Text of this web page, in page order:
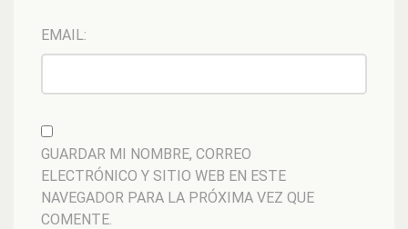
EMAIL:
GUARDAR MI NOMBRE, CORREO
ELECTRÓNICO Y SITIO WEB EN ESTE
NAVEGADOR PARA LA PRÓXIMA VEZ QUE
COMENTE.